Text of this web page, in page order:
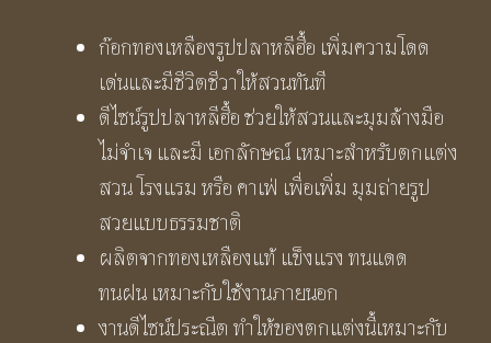
ก๊อกทองเหลืองรูปปลาหลีฮื้อ เพิ่มความโดด
เด่นและมีชีวิตชีวาให้สวนทันที
ดีไซน์รูปปลาหลีฮื้อ ช่วยให้สวนและมุมล้างมือ
ไม่จำเจ และมี เอกลักษณ์ เหมาะสำหรับตกแต่ง
สวน โรงแรม หรือ คาเฟ่ เพื่อเพิ่ม มุมถ่ายรูป
สวยแบบธรรมชาติ
ผลิตจากทองเหลืองแท้ แข็งแรง ทนแดด
ทนฝน เหมาะกับใช้งานภายนอก
งานดีไซน์ประณีต ทำให้ของตกแต่งนี้เหมาะกับ